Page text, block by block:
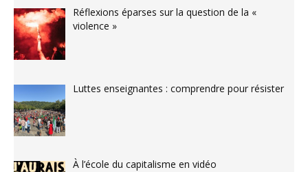
Réflexions éparses sur la question de la «
violence »
Luttes enseignantes : comprendre pour résister
À l’école du capitalisme en vidéo